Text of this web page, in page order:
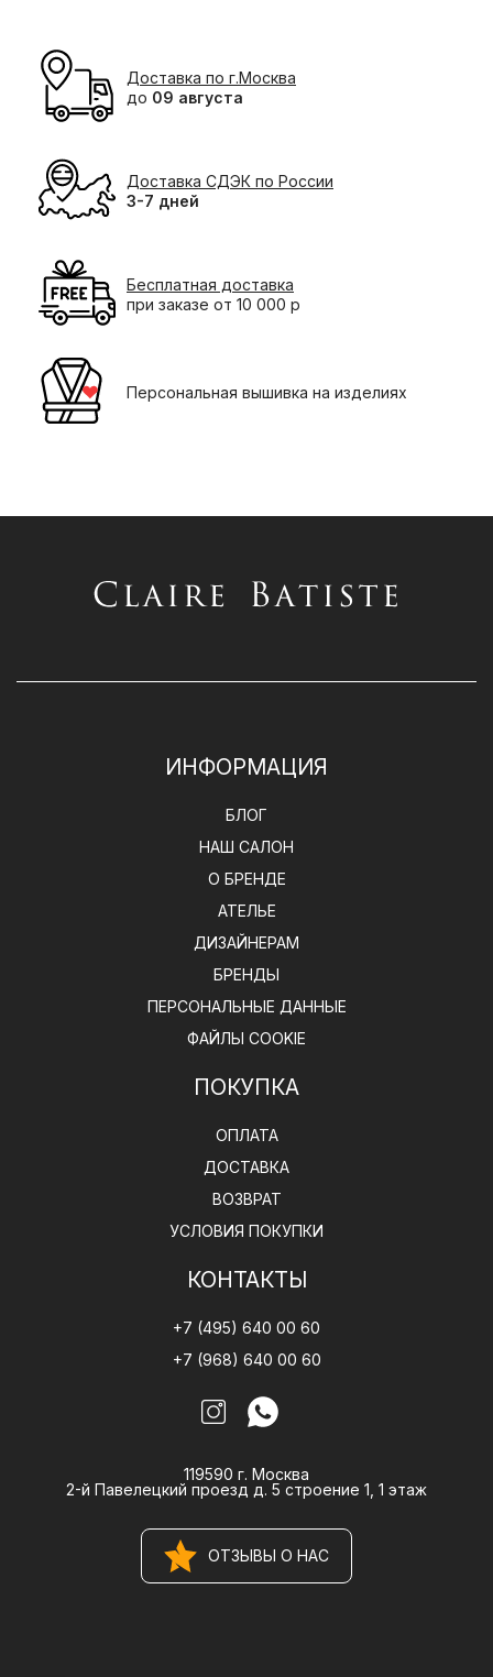
Доставка по г.Москва
до 09 августа
Доставка СДЭК по России
3-7 дней
Бесплатная доставка
при заказе от 10 000 р
Персональная вышивка на изделиях
ИНФОРМАЦИЯ
БЛОГ
НАШ САЛОН
О БРЕНДЕ
АТЕЛЬЕ
ДИЗАЙНЕРАМ
БРЕНДЫ
ПЕРСОНАЛЬНЫЕ ДАННЫЕ
ФАЙЛЫ COOKIE
ПОКУПКА
ОПЛАТА
ДОСТАВКА
ВОЗВРАТ
УСЛОВИЯ ПОКУПКИ
КОНТАКТЫ
+7 (495) 640 00 60
+7 (968) 640 00 60
119590 г. Москва
2-й Павелецкий проезд д. 5 строение 1, 1 этаж
ОТЗЫВЫ О НАС